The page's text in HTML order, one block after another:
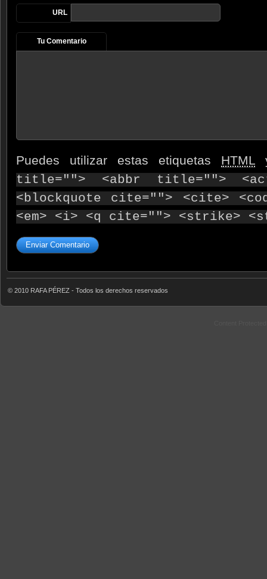
URL
Tu Comentario
Puedes utilizar estas etiquetas HTML
title=""> <abbr title="">
<blockquote cite=""> <cite>
<em> <i> <q cite=""> <strike>
© 2010 RAFA PÉREZ - Todos los derechos reservados